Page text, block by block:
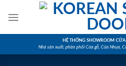
HỆ THỐNG SHOWROOM
Nhà sản xuất, phân phối Cửa gỗ, Cửa Nhựa,